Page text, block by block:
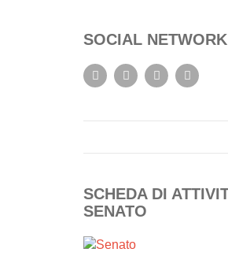
SOCIAL NETWORK
SCHEDA DI
SENATO